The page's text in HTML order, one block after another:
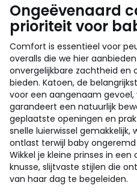
Ongeëvenaard
prioriteit voor
Comfort is essentieel voor
overalls die we hier
onvergelijkbare zachtheid en
bieden. Katoen, de
voor een aangenaam
garandeert een natuurlijk
geplaatste openingen en
snelle luierwissel gemakkelijk,
ontlast terwijl baby
Wikkel je kleine prinses in
knusse, slijtvaste stijlen die
van haar dag te begeleiden.